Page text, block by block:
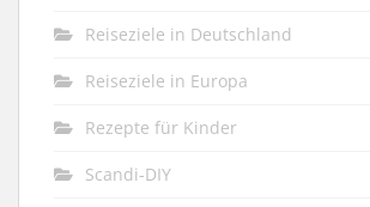
Reiseziele in Deutschland
Reiseziele in Europa
Rezepte für Kinder
Scandi-DIY